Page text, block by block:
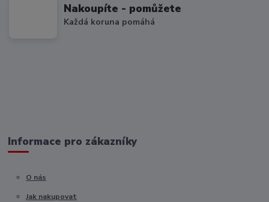
Nakoupíte - pomůžete
Každá koruna pomáhá
Informace pro zákazníky
O nás
Jak nakupovat